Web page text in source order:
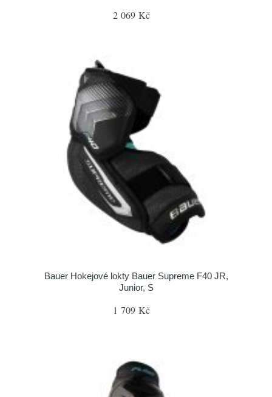
2 069 Kč
Bauer Hokejové lokty Bauer Supreme F40 JR,
Junior, S
1 709 Kč